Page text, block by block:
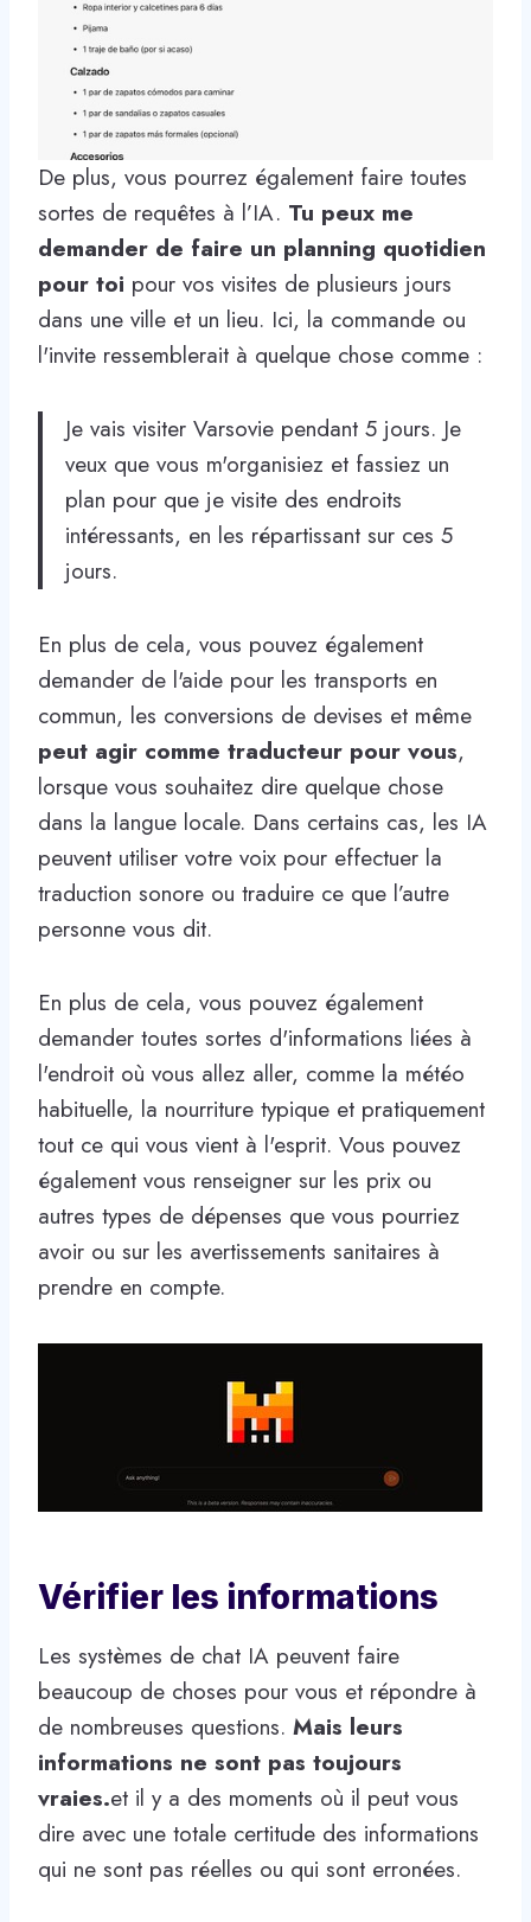
De plus, vous pourrez également faire toutes
sortes de requêtes à l’IA. Tu peux me
demander de faire un planning quotidien
pour toi pour vos visites de plusieurs jours
dans une ville et un lieu. Ici, la commande ou
l'invite ressemblerait à quelque chose comme :
Je vais visiter Varsovie pendant 5 jours. Je
veux que vous m'organisiez et fassiez un
plan pour que je visite des endroits
intéressants, en les répartissant sur ces 5
jours.
En plus de cela, vous pouvez également
demander de l'aide pour les transports en
commun, les conversions de devises et même
peut agir comme traducteur pour vous,
lorsque vous souhaitez dire quelque chose
dans la langue locale. Dans certains cas, les IA
peuvent utiliser votre voix pour effectuer la
traduction sonore ou traduire ce que l’autre
personne vous dit.
En plus de cela, vous pouvez également
demander toutes sortes d'informations liées à
l'endroit où vous allez aller, comme la météo
habituelle, la nourriture typique et pratiquement
tout ce qui vous vient à l'esprit. Vous pouvez
également vous renseigner sur les prix ou
autres types de dépenses que vous pourriez
avoir ou sur les avertissements sanitaires à
prendre en compte.
Vérifier les informations
Les systèmes de chat IA peuvent faire
beaucoup de choses pour vous et répondre à
de nombreuses questions. Mais leurs
informations ne sont pas toujours
vraies.et il y a des moments où il peut vous
dire avec une totale certitude des informations
qui ne sont pas réelles ou qui sont erronées.